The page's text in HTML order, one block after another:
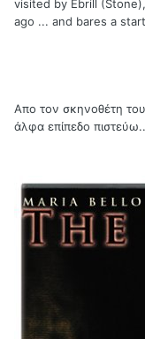
visited by Ebrill
ago ... and bares a
Απο τον σκηνοθέτη
άλφα επίπεδο